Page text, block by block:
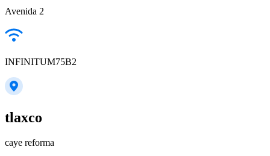
Avenida 2
INFINITUM75B2
tlaxco
caye reforma